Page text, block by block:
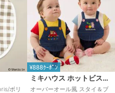
ボリ
¥888ｸｰﾎﾟﾝ
ミキハウス ホットビスケッツ
オーバーオール風 スタイ＆ブ